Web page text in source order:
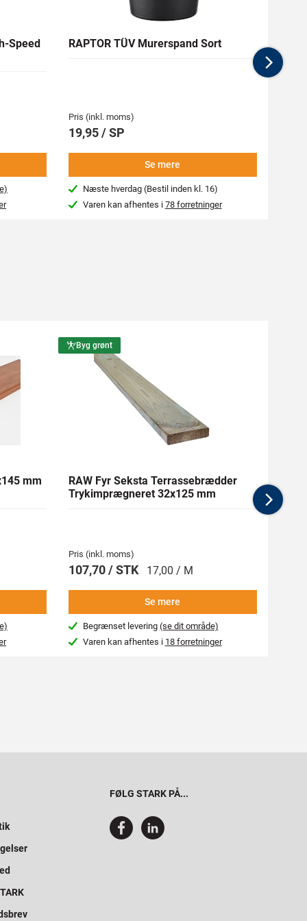
Speed
RAPTOR TÜV Murerspand Sort
Pris (inkl. moms)
19,95 / SP
Se mere
Næste hverdag (Bestil inden kl. 16)
Varen kan afhentes i 78 forretninger
mm
Byg grønt
RAW Fyr Seksta Terrassebrædder
Trykimprægneret 32x125 mm
Pris (inkl. moms)
107,70 / STK 17,00 / M
Se mere
Begrænset levering (se dit område)
Varen kan afhentes i 18 forretninger
mm
FØLG STARK PÅ...